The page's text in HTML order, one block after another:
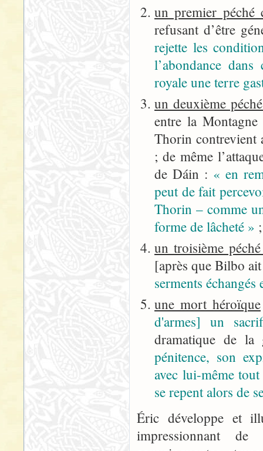
un premier péché
refusant d’être
rejette les
l’abondance
royale une terre
un deuxième
entre la
Thorin contrevient
; de même
de Dáin : « en
peut de fait
Thorin – comme
forme de lâcheté » ;
un troisième
[après que Bilbo
serments
une mort héroïque
d'armes] un
dramatique de
pénitence, son
avec lui-même
se repent alors de
Éric développe et
impressionnant